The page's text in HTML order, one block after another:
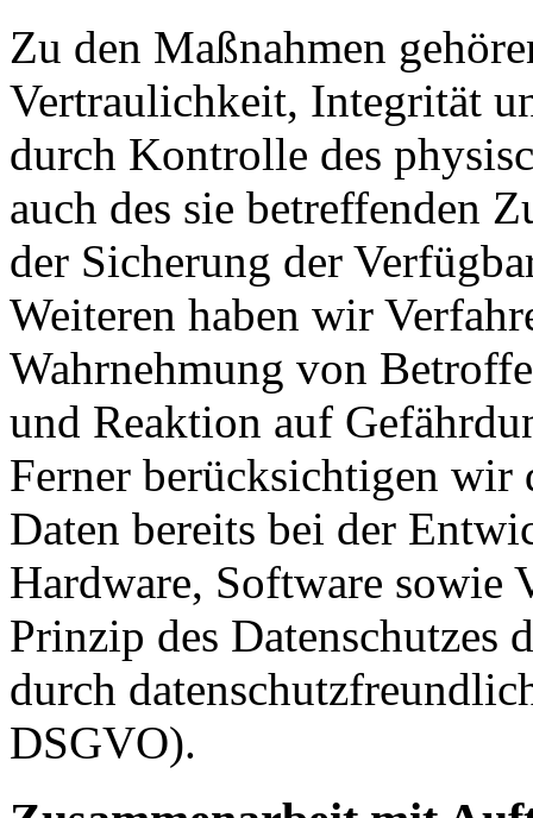
Zu den Maßnahmen
Vertraulichkeit, Integrität
durch Kontrolle des
auch des sie betreffenden
der Sicherung der
Weiteren haben wir
Wahrnehmung von
und Reaktion auf
Ferner berücksichtigen wir
Daten bereits bei der
Hardware, Software sowie
Prinzip des Datenschutzes
durch
DSGVO).